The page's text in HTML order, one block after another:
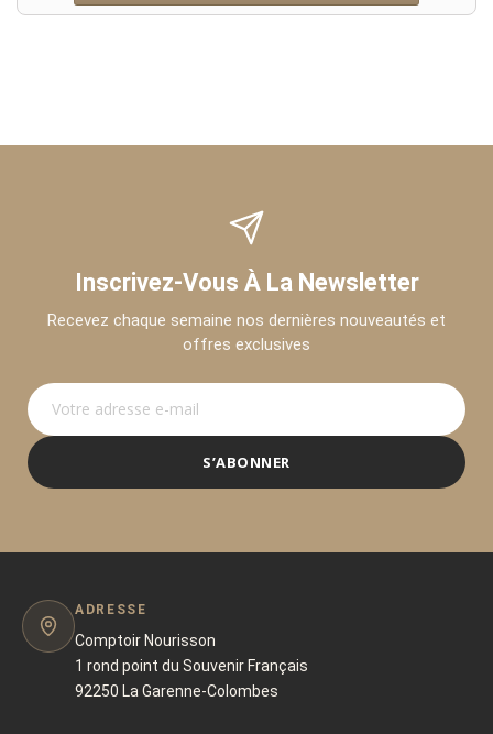
Inscrivez-Vous À La Newsletter
Recevez chaque semaine nos dernières nouveautés et
offres exclusives
S’ABONNER
ADRESSE
Comptoir Nourisson
1 rond point du Souvenir Français
92250 La Garenne-Colombes